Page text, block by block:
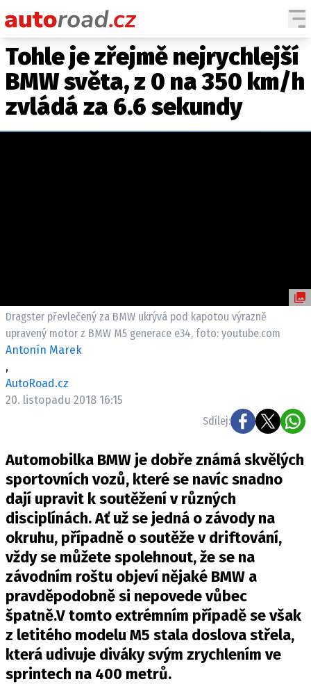
AUTA
TESTY AUT
NOVINKY
ELEKTRO
TRH S ELEKTROMOBILY
OSTATNÍ
TISKOVKY
ROZHOVORY
DAKAR
Z DOMOVA
ZE SVĚTA
MOTORSPORT
PIT LANE
ČEŠI V AKCI
FIA CEZ & POHÁRY
Tohle je zřejmě nejrychlejší
BMW světa, z 0 na 350 km/h
zvládá za 6.6 sekundy
Dragster převlečený za BMW ukrývá pod kapotou výrazně
upravený motor z BMW M5 generace e34, foto: youtube.com
Antonín Marek
,
AutoRoad.cz
20. listopadu 2018 16:15
Sdílej:
Automobilka BMW je dobře známá skvělých
sportovních vozů, které se navíc snadno
dají upravit k soutěžení v různých
disciplínách. Ať už se jedná o závody na
okruhu, případně o soutěže v driftování,
vždy se můžete spolehnout, že se na
závodním roštu objeví nějaké BMW a
pravděpodobně si nepovede vůbec
špatně.V tomto extrémním případě se však
z letitého modelu M5 stala doslova střela,
která udivuje diváky svým zrychlením ve
sprintech na 400 metrů.